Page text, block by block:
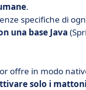
.
specifiche di
una base Java
offre in modo
solo i